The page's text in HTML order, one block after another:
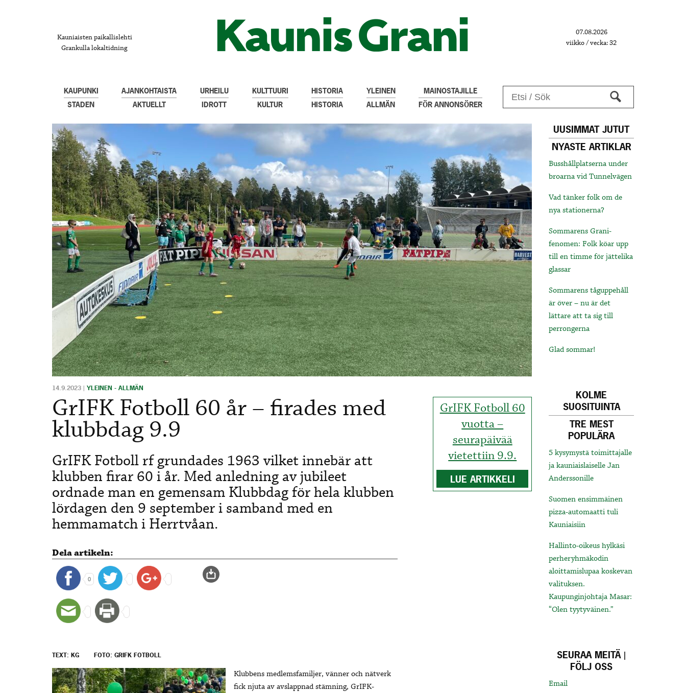
Kauniaisten paikallislehti
Grankulla lokaltidning
07.08.2026
viikko / vecka: 32
KAUPUNKI
STADEN
AJANKOHTAISTA
AKTUELLT
URHEILU
IDROTT
KULTTUURI
KULTUR
HISTORIA
HISTORIA
YLEINEN
ALLMÄN
MAINOSTAJILLE
FÖR ANNONSÖRER
GrIFK Fotboll 60
vuotta –
seurapäivää
vietettiin 9.9.
LUE ARTIKKELI
14.9.2023 | YLEINEN - ALLMÄN
GrIFK Fotboll 60 år – firades med
klubbdag 9.9
GrIFK Fotboll rf grundades 1963 vilket innebär att
klubben firar 60 i år. Med anledning av jubileet
ordnade man en gemensam Klubbdag för hela klubben
lördagen den 9 september i samband med en
hemmamatch i Herrtvåan.
Dela artikeln:
0
TEXT: KG FOTO: GRIFK FOTBOLL
Klubbens medlemsfamiljer, vänner och nätverk
fick njuta av avslappnad stämning, GrIFK-
UUSIMMAT JUTUT
NYASTE ARTIKLAR
Busshållplatserna under
broarna vid Tunnelvägen
Vad tänker folk om de
nya stationerna?
Sommarens Grani-
fenomen: Folk köar upp
till en timme för jättelika
glassar
Sommarens tåguppehåll
är över – nu är det
lättare att ta sig till
perrongerna
Glad sommar!
KOLME
SUOSITUINTA
TRE MEST
POPULÄRA
5 kysymystä toimittajalle
ja kauniaislaiselle Jan
Anderssonille
Suomen ensimmäinen
pizza-automaatti tuli
Kauniaisiin
Hallinto-oikeus hylkäsi
perheryhmäkodin
aloittamislupaa koskevan
valituksen.
Kaupunginjohtaja Masar:
“Olen tyytyväinen.”
SEURAA MEITÄ |
FÖLJ OSS
Email